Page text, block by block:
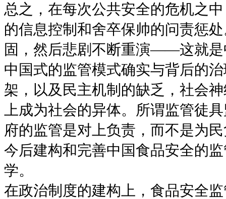
总之，在每次公共安全的危机之
的信息控制和舍卒保帅的问责惩
固，然后悲剧不断重演——这就是
中国式的监管模式确实与背后的
架，以及民主机制的缺乏，社会
上成为社会的异体。所谓监管徒
府的监管是对上负责，而不是为
今后建构和完善中国食品安全的
学。
在政治制度的建构上，食品安全